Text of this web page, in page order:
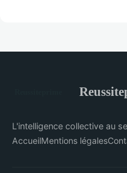
L'intelligence collective au
AccueilMentions légales